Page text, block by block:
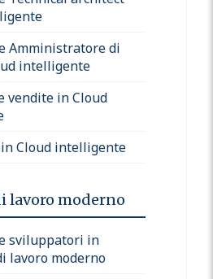
Amministratore di
intelligente
vendite in Cloud
Cloud intelligente
lavoro moderno
sviluppatori in
lavoro moderno